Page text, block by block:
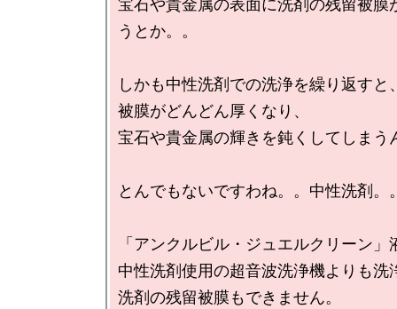
宝石や貴金属の表面に洗剤の残留被膜
うとか。。
しかも中性洗剤での洗浄を繰り返すと
被膜がどんどん厚くなり、
宝石や貴金属の輝きを鈍くしてしまう
とんでもないですわね。。中性洗剤。
「アンクルビル・ジュエルクリーン」
中性洗剤使用の超音波洗浄機よりも洗
洗剤の残留被膜もできません。